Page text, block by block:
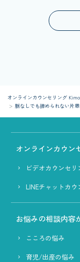
オンラインカウンセリング
脈なしでも諦められない片
オンラインカウン
ビデオカウンセリ
LINEチャットカ
お悩みの相談内容
こころの悩み
育児/出産の悩み